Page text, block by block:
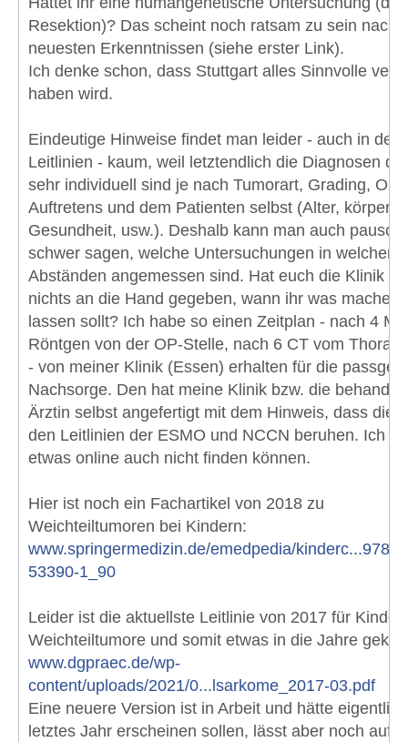
Resektion)? Das scheint noch ratsam zu sein nach
neuesten Erkenntnissen (siehe erster Link).
Ich denke schon, dass Stuttgart alles Sinnvolle
haben wird.
Eindeutige Hinweise findet man leider - auch in den
Leitlinien - kaum, weil letztendlich die Diagnosen
sehr individuell sind je nach Tumorart, Grading, Ort
Auftretens und dem Patienten selbst (Alter,
Gesundheit, usw.). Deshalb kann man auch
schwer sagen, welche Untersuchungen in welchen
Abständen angemessen sind. Hat euch die Klinik da
nichts an die Hand gegeben, wann ihr was machen
lassen sollt? Ich habe so einen Zeitplan - nach 4
Röntgen von der OP-Stelle, nach 6 CT vom Thorax,
- von meiner Klinik (Essen) erhalten für die
Nachsorge. Den hat meine Klinik bzw. die
Ärztin selbst angefertigt mit dem Hinweis, dass
den Leitlinien der ESMO und NCCN beruhen. Ich
etwas online auch nicht finden können.
Hier ist noch ein Fachartikel von 2018 zu
Weichteiltumoren bei Kindern:
www.springermedizin.de/emedpedia/kinderc...978-
53390-1_90
Leider ist die aktuellste Leitlinie von 2017 für Kinder-
Weichteiltumore und somit etwas in die Jahre
www.dgpraec.de/wp-
content/uploads/2021/0...lsarkome_2017-03.pdf
Eine neuere Version ist in Arbeit und hätte eigentlich
letztes Jahr erscheinen sollen, lässt aber noch auf